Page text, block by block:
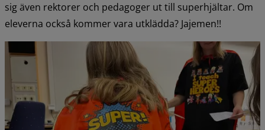
sig även rektorer och pedagoger ut till superhjältar. Om
eleverna också kommer vara utklädda? Jajemen!!